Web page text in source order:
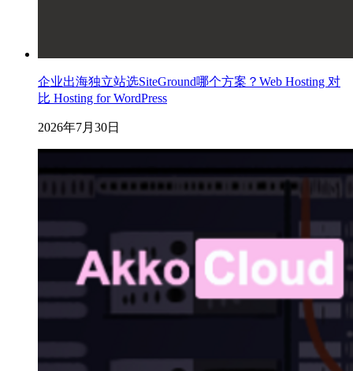
企业出海独立站选SiteGround哪个方案？Web Hosting 对
比 Hosting for WordPress
2026年7月30日